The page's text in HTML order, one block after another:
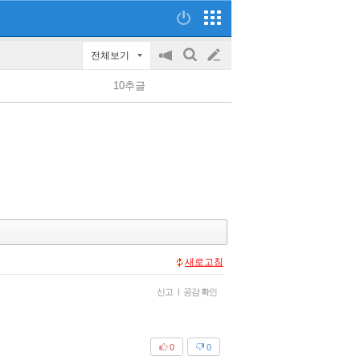
전체보기
공
on/off
검
글
쓰
10추글
새로고침
신고 | 공감 확인
0
0